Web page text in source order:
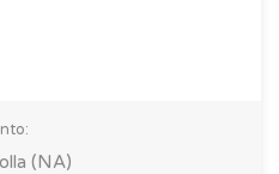
(NA)